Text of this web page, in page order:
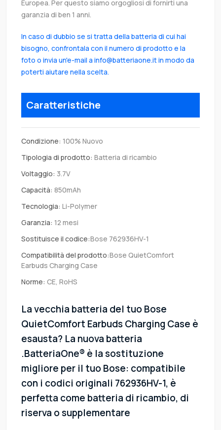
Europea. Per questo siamo orgogliosi di fornirti una
garanzia di ben 1 anni.
In caso di dubbio se si tratta della batteria di cui hai
bisogno, confrontala con il numero di prodotto e la
foto o invia un'e-mail a info@batteriaone.it in modo da
poterti aiutare nella scelta.
Caratteristiche
Condizione: 100% Nuovo
Tipologia di prodotto: Batteria di ricambio
Voltaggio: 3.7V
Capacità: 850mAh
Tecnologia: Li-Polymer
Garanzia: 12 mesi
Sostituisce il codice:Bose 762936HV-1
Compatibilità del prodotto:Bose QuietComfort
Earbuds Charging Case
Norme: CE, RoHS
La vecchia batteria del tuo Bose
QuietComfort Earbuds Charging Case è
esausta? La nuova batteria
.BatteriaOne® è la sostituzione
migliore per il tuo Bose: compatibile
con i codici originali 762936HV-1, è
perfetta come batteria di ricambio, di
riserva o supplementare